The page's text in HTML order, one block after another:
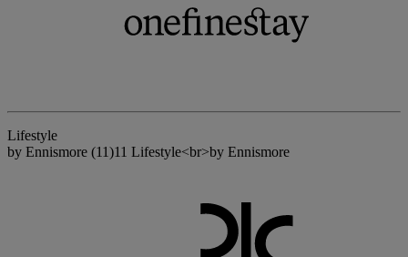
Lifestyle
by Ennismore (11)11 Lifestyle<br>by Ennismore